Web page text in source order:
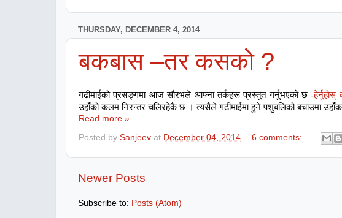
THURSDAY, DECEMBER 4, 2014
बकबास –तर कसको ?
गढीमाईको प्रसङ्गमा आज सौरभले आफ्ना तर्कहरू प्रस्तुत गर्नुभएको छ -
उहाँको कलम निरन्तर चलिरहेकै छ । त्यसैले गढीमाईमा हुने पशुबलिको बचाउमा
Read more »
Posted by Sanjeev at December 04, 2014 6 comments:
Newer Posts
Subscribe to: Posts (Atom)